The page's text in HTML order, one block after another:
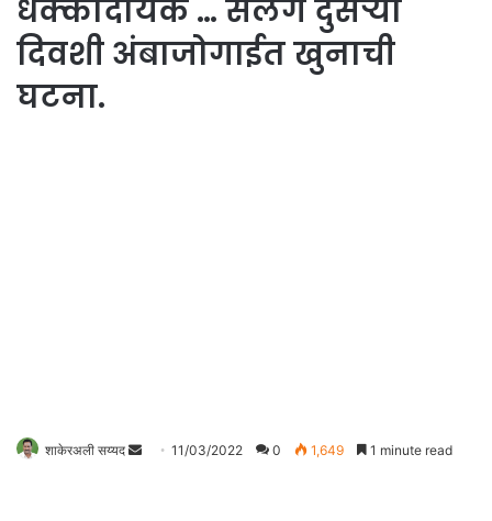
धक्कादायक … सलग दुसऱ्या
दिवशी अंबाजोगाईत खुनाची
घटना.
शाकेरअली सय्यद 11/03/2022 0 1,649 1 minute read